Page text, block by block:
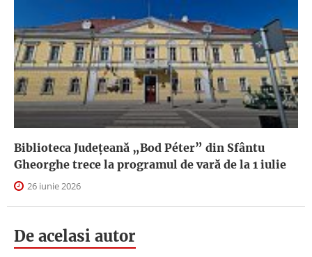
Biblioteca Județeană „Bod Péter” din Sfântu
Gheorghe trece la programul de vară de la 1 iulie
26 iunie 2026
De acelasi autor